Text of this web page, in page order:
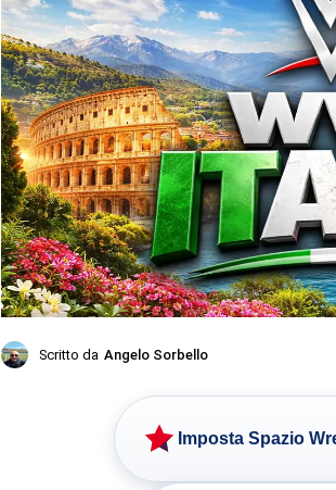
Scritto da Angelo Sorbello
Imposta Spazio